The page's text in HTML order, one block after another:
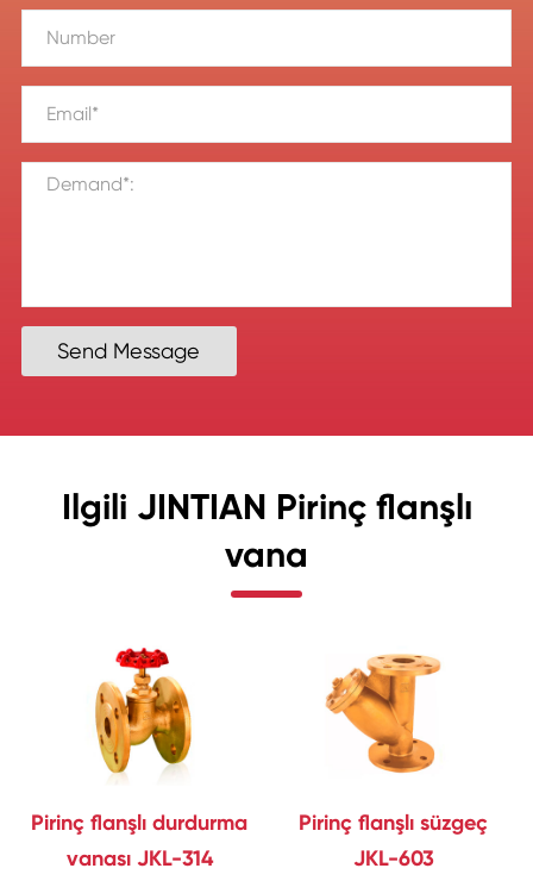
Send Message
Ilgili JINTIAN Pirinç flanşlı
vana
Pirinç flanşlı durdurma
vanası JKL-314
Pirinç flanşlı süzgeç
JKL-603